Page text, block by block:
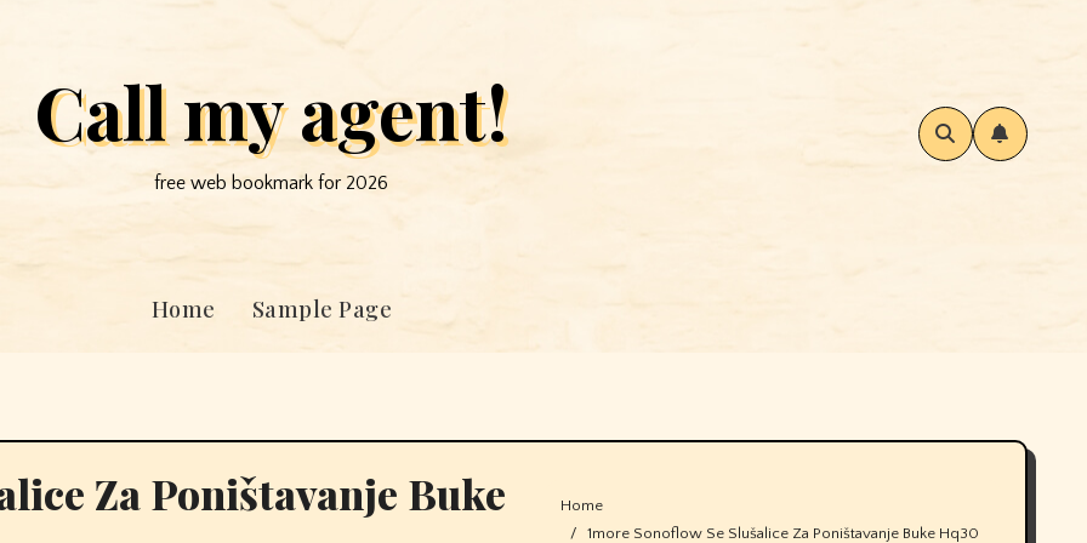
Call my agent!
free web bookmark for 2026
Home Sample Page
Za Poništavanje Buke
Home
1more Sonoflow Se Slušalice Za Poništavanje Buke Hq30